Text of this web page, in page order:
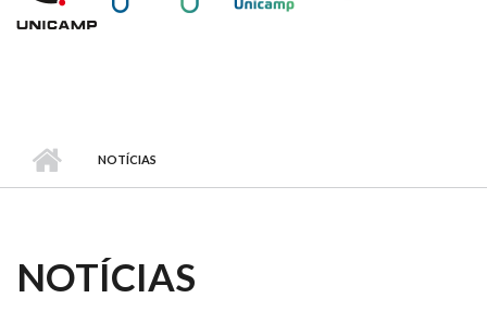
NOTÍCIAS
NOTÍCIAS